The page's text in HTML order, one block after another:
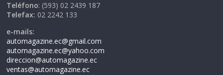
Teléfono: (593) 02 2439 187
Telefax: 02 2242 133
e-mails:
automagazine.ec@gmail.com
automagazine.ec@yahoo.com
direccion@automagazine.ec
ventas@automagazine.ec